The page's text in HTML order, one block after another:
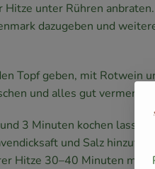
Hitze unter Rühren
dazugeben und
Topf geben, mit Rotwein
und alles gut vermengen.
3 Minuten kochen lassen.
und Salz
Hitze 30–40 Minuten mit